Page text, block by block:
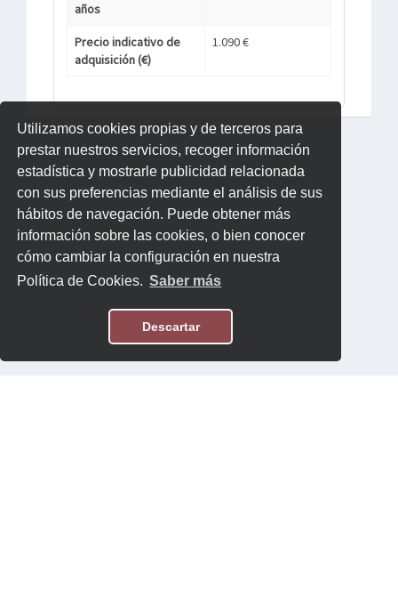
Utilizamos cookies propias y de terceros para
prestar nuestros servicios, recoger información
estadística y mostrarle publicidad relacionada
con sus preferencias mediante el análisis de sus
hábitos de navegación. Puede obtener más
información sobre las cookies, o bien conocer
cómo cambiar la configuración en nuestra
Política de Cookies. Saber más
Descartar
años
Precio indicativo de
adquisición (€)
1.090 €